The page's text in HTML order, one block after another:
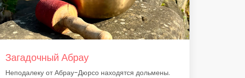
Загадочный Абрау
Неподалеку от Абрау-Дюрсо находятся дольмены.